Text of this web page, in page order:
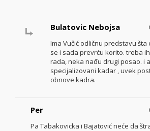
Bulatovic Nebojsa
Ima Vučić odličnu predstavu šta
se i sada prevrću korito. treba
rada, neka nađu drugi posao. i
specijalizovani kadar , uvek
obnove kadra.
Per
Pa Tabakovicka i Bajatović neće da